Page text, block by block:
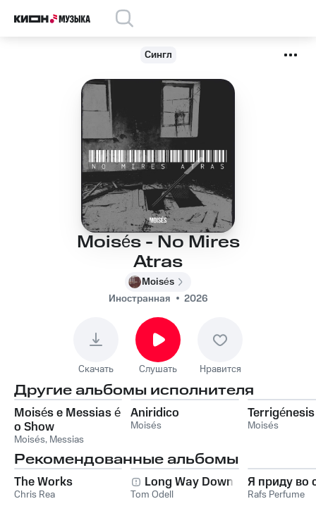
Сингл
Moisés - No Mires
Atras
Moisés
Иностранная
2026
Скачать Слушать Нравится
Другие альбомы исполнителя
Moisés e Messias é
o Show
Moisés, Messias
Aniridico
Moisés
Terrigénesis
Moisés
Рекомендованные альбомы
The Works
Chris Rea
Long Way Down
Tom Odell
Я приду во
Rafs Perfume